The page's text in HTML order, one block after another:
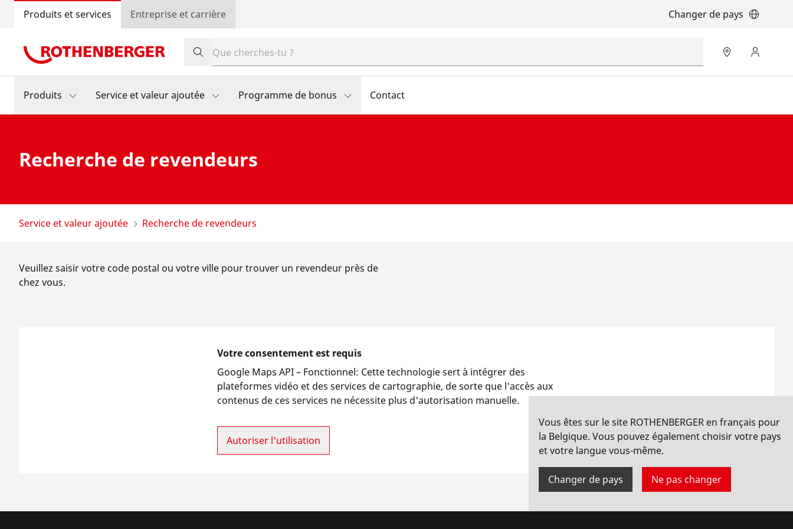
Produits et services Entreprise et carrière Changer de pays
Produits Service et valeur ajoutée Programme de bonus Contact
Recherche de revendeurs
Service et valeur ajoutée Recherche de revendeurs
Veuillez saisir votre code postal ou votre ville pour trouver un revendeur près de
chez vous.
Votre consentement est requis
Google Maps API – Fonctionnel: Cette technologie sert à intégrer des
plateformes vidéo et des services de cartographie, de sorte que l'accès aux
contenus de ces services ne nécessite plus d'autorisation manuelle.
Autoriser l'utilisation
Vous êtes sur le site ROTHENBERGER en français pour
la Belgique. Vous pouvez également choisir votre pays
et votre langue vous-même.
Changer de pays Ne pas changer